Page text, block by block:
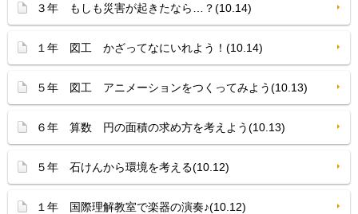
３年 もしも災害が起きたなら…？(10.14)
１年 図工 かざってなにいれよう！(10.14)
５年 図工 アニメーションをつくってみよう(10.13)
６年 算数 円の面積の求め方を考えよう(10.13)
５年 石けんから環境を考える(10.12)
１年 国際理解教室で楽器の演奏♪(10.12)